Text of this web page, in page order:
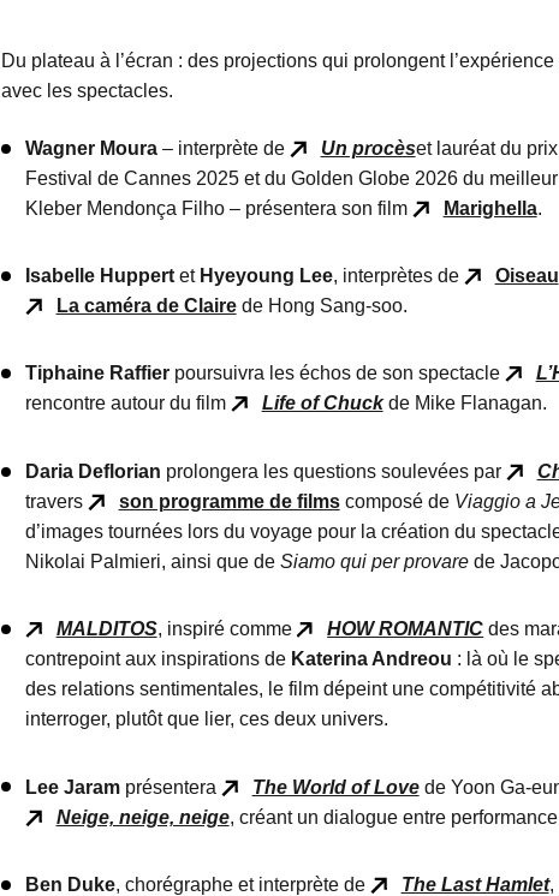
Du plateau à l’écran : des projections qui prolongent
avec les spectacles.
Wagner Moura– interprète de Un procèset lauréat du
Festival de Cannes 2025 et du Golden Globe 2026 du
Kleber Mendonça Filho – présentera son film
Marighella.
Isabelle Huppertet Hyeyoung Lee, interprètes de Oiseau
La caméra de Clairede Hong Sang-soo.
Tiphaine Raffierpoursuivra les échos de son spectacle
rencontre autour du film
Life of Chuckde Mike Flanagan.
Daria Deflorian prolongera les questions soulevées par
travers
son programme de filmscomposé de Viaggio a
d’images tournées lors du voyage pour la création du
Nikolai Palmieri, ainsi que de Siamo qui per provarede
MALDITOS, inspiré comme HOW ROMANTIC des
contrepoint aux inspirations de Katerina Andreou : là où le
des relations sentimentales, le film dépeint une compétitivité
interroger, plutôt que lier, ces deux univers.
Lee Jaramprésentera The World of Lovede Yoon Ga-
Neige, neige, neige, créant un dialogue entre
Ben Duke, chorégraphe et interprète de The Last Hamlet,